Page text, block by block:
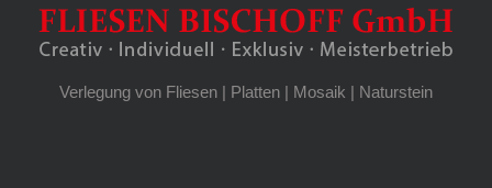
Verlegung von Fliesen | Platten | Mosaik | Naturstein